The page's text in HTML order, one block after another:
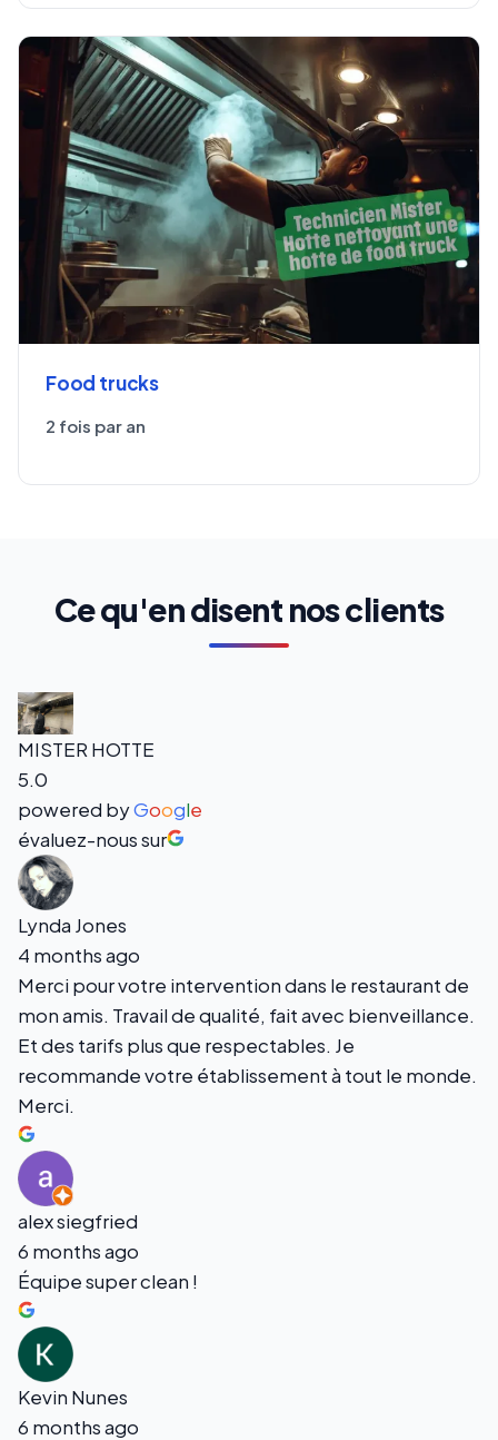
Food trucks
2 fois par an
Ce qu'en disent nos clients
MISTER HOTTE
5.0
powered byGoogle
évaluez-nous sur
Lynda Jones
4 months ago
Merci pour votre intervention dans le restaurant de
mon amis. Travail de qualité, fait avec bienveillance.
Et des tarifs plus que respectables. Je
recommande votre établissement à tout le monde.
Merci.
alex siegfried
6 months ago
Équipe super clean !
Kevin Nunes
6 months ago